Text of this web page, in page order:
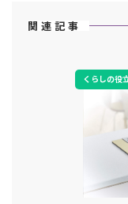
関連記事
くらしの役